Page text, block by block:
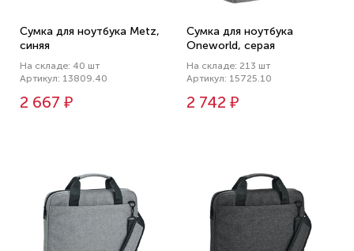
Сумка для ноутбука Metz,
синяя
На складе: 40 шт
Артикул: 13809.40
2 667 ₽
Сумка для ноутбука
Oneworld, серая
На складе: 213 шт
Артикул: 15725.10
2 742 ₽